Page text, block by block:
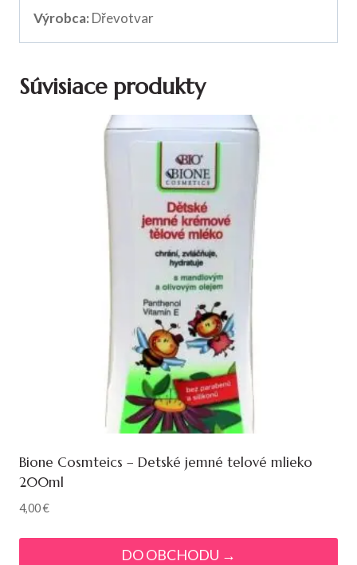
Výrobca: Dřevotvar
Súvisiace produkty
Bione Cosmteics – Detské jemné telové mlieko
200ml
4,00€
DO OBCHODU →